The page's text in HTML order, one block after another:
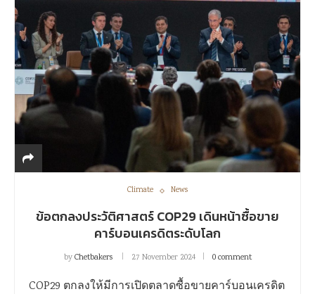
Climate News
ข้อตกลงประวัติศาสตร์ COP29 เดินหน้าซื้อขาย
คาร์บอนเครดิตระดับโลก
byChetbakers 27 November 2024 0 comment
COP29 ตกลงให้มีการเปิดตลาดซื้อขายคาร์บอนเครดิต